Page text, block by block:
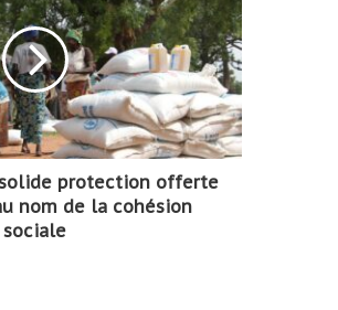
solide protection offerte
nom de la cohésion
sociale